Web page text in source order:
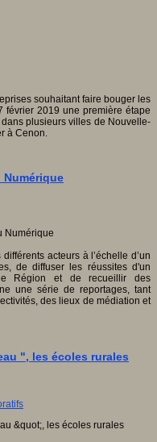
souhaitant faire bouger les
février 2019 une première étape
plusieurs villes de Nouvelle-
à Cenon.
Numérique
acteurs à l’échelle d’un
de diffuser les réussites d'un
Région et de recueillir des
une série de reportages, tant
des lieux de médiation et
", les écoles rurales